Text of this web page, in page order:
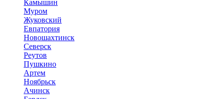
Камышин
Муром
Жуковский
Евпатория
Новошахтинск
Северск
Реутов
Пушкино
Артем
Ноябрьск
Ачинск